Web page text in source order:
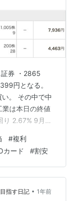
券 ・2865
円となる。
。 その中で中
は本日の終値
2.67% 9月に
、これで優待
で、今後の増
ほんブログ村
#複利
カード #割安
指す日記 • 1年前